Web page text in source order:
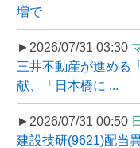
増で
►2026/07/31 03:30
三井不動産が進める
献、「日本橋に ...
►2026/07/31 00:50
建設技研(9621)配当